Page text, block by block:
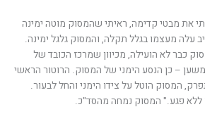
את מבטי קדימה, ראיתי שהמסוק מוטה ימינה
עלה מעצמו בגלל תקלה, והמסוק גלגל ימינה.
כבר לא הועילה, מכיוון שמרכז הכובד של
– כן הנסע הימני של המסוק. הרוטור הראשי
המסוק הוטל על צידו הימני והחל לבעור.
ללא פגע." המסוק נמחה מהסד"כ.